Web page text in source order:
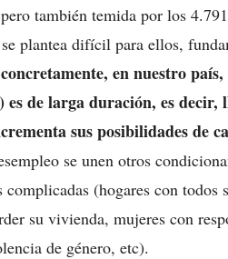
también temida por los
se plantea difícil para ellos,
concretamente, en nuestro
es de larga duración, es
sus posibilidades de
se unen otros
(hogares con todos
su vivienda, mujeres con
de género, etc).